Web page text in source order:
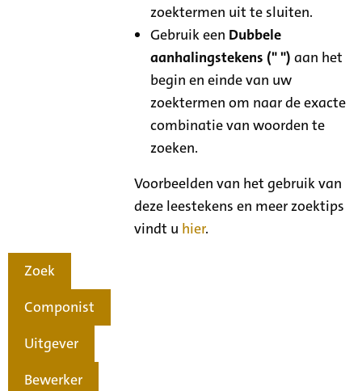
zoektermen uit te sluiten.
Gebruik een Dubbele
aanhalingstekens (" ") aan het
begin en einde van uw
zoektermen om naar de exacte
combinatie van woorden te
zoeken.
Voorbeelden van het gebruik van
deze leestekens en meer zoektips
vindt u hier.
Zoek
Componist
Uitgever
Bewerker